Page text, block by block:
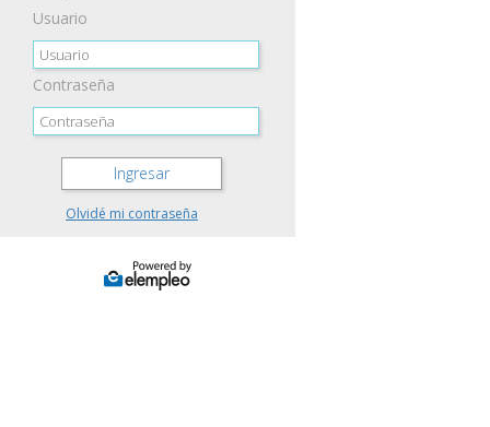
Usuario
Contraseña
Ingresar
Olvidé mi contraseña